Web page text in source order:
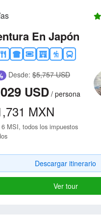
En Japón
Desde: $5,757 USD
USD / persona
MXN
6 MSI, todos los impuestos
Descargar itinerario
Ver tour